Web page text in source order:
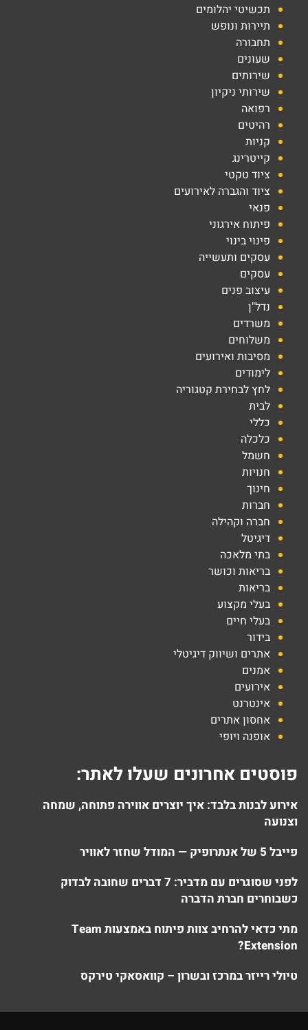
תכשיטי יהלומים
תיירות ונופש
תחבורה
שעונים
שירותים
שירותי ניקיון
רפואה
רהיטים
קניות
קייטרינג
ציוד טקטי
ציוד והגברה לאירועים
פנאי
פיתוח אירגוני
פינוי בינוי
עסקים ותעשייה
עסקים
עיצוב פנים
נדל"ן
משרדים
משלוחים
מסיבות ואירועים
לימודים
לחץ לבחירת קטגוריה
לבית
כללי
כלכלה
חשמל
חנויות
חינוך
חברות
חברה וקהילה
דיגיטל
בתי מלאכה
בריאות וכושר
בריאות
בעלי מקצוע
בעלי חיים
בידור
אתרים ושיווק דיגיטלי
אמנים
אירועים
אינטרנט
אחסון אתרים
אופנה ויופי
פוסטים אחרונים שעלו לאתר:
אירוע לבנות בלבד: איך יוצרים אווירה פתוחה, שמחה
וצנועה
פייבל 5 של אנתרופיק — המודל שחזר לאוויר
לפני שסוגרים עם מדביר: 7 דברים שחובה לבדוק
כשבוחרים חברת הדברה
מתי כדאי להרחיב צוות פיתוח באמצעות Team
Extension?
טיולי רייזר במרכז ובשרון – קוואסאקי טירקס